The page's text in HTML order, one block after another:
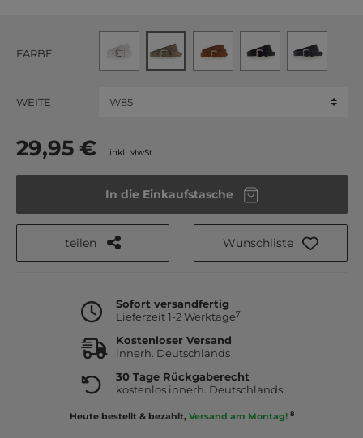
FARBE
WEITE
29,95 € inkl. MwSt.
In die Einkaufstasche
teilen Wunschliste
Sofort versandfertig
Lieferzeit 1-2 Werktage7
Kostenloser Versand
innerh. Deutschlands
30 Tage Rückgaberecht
kostenlos innerh. Deutschlands
Heute bestellt & bezahlt, Versand am Montag! 8